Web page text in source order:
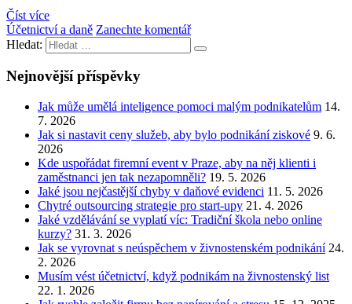
Číst více
Účetnictví a daně Zanechte komentář
Hledat:
Nejnovější příspěvky
Jak může umělá inteligence pomoci malým podnikatelům 14.
7. 2026
Jak si nastavit ceny služeb, aby bylo podnikání ziskové 9. 6.
2026
Kde uspořádat firemní event v Praze, aby na něj klienti i
zaměstnanci jen tak nezapomněli? 19. 5. 2026
Jaké jsou nejčastější chyby v daňové evidenci 11. 5. 2026
Chytré outsourcing strategie pro start-upy 21. 4. 2026
Jaké vzdělávání se vyplatí víc: Tradiční škola nebo online
kurzy? 31. 3. 2026
Jak se vyrovnat s neúspěchem v živnostenském podnikání 24.
2. 2026
Musím vést účetnictví, když podnikám na živnostenský list
22. 1. 2026